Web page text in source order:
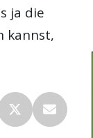
ja die
kannst,